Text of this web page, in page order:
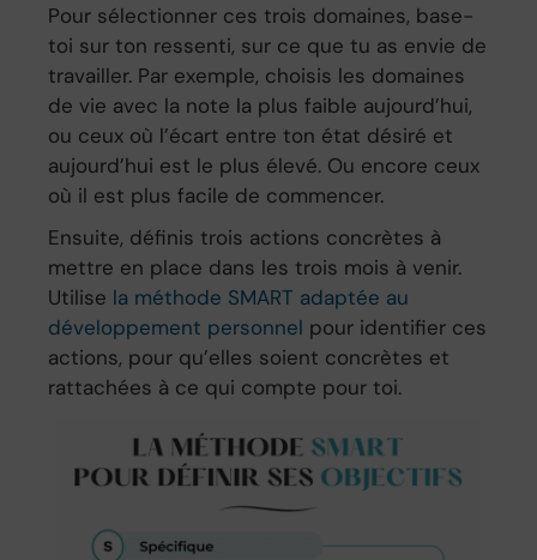
Pour sélectionner ces trois domaines, base-
toi sur ton ressenti, sur ce que tu as envie de
travailler. Par exemple, choisis les domaines
de vie avec la note la plus faible aujourd’hui,
ou ceux où l’écart entre ton état désiré et
aujourd’hui est le plus élevé. Ou encore ceux
où il est plus facile de commencer.
Ensuite, définis trois actions concrètes à
mettre en place dans les trois mois à venir.
Utilise la méthode SMART adaptée au
développement personnel pour identifier ces
actions, pour qu’elles soient concrètes et
rattachées à ce qui compte pour toi.